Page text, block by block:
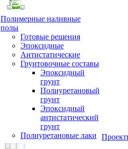
Полимерные наливные
полы
Готовые решения
Эпоксидные
Антистатические
Грунтовочные составы
Эпоксидный
грунт
Полиуретановый
грунт
Эпоксидный
антистатический
грунт
Полиуретановые лаки